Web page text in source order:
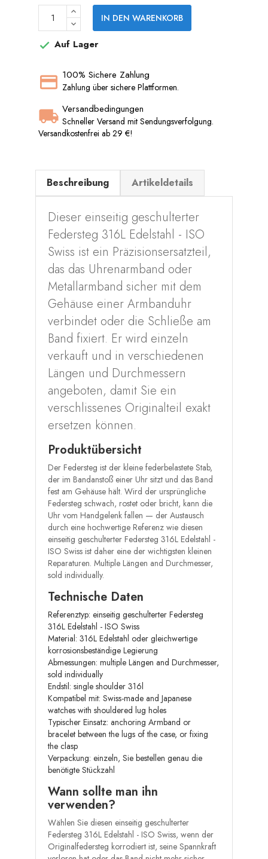
IN DEN WARENKORB
 Auf Lager
100% Sichere Zahlung
Zahlung über sichere Plattformen.
Versandbedingungen
Schneller Versand mit Sendungsverfolgung.
Versandkostenfrei ab 29 €!
Beschreibung Artikeldetails
Dieser einseitig geschulterter
Federsteg 316L Edelstahl - ISO
Swiss ist ein Präzisionsersatzteil,
das das Uhrenarmband oder
Metallarmband sicher mit dem
Gehäuse einer Armbanduhr
verbindet oder die Schließe am
Band fixiert. Er wird einzeln
verkauft und in verschiedenen
Längen und Durchmessern
angeboten, damit Sie ein
verschlissenes Originalteil exakt
ersetzen können.
Produktübersicht
Der Federsteg ist der kleine federbelastete Stab,
der im Bandanstoß einer Uhr sitzt und das Band
fest am Gehäuse hält. Wird der ursprüngliche
Federsteg schwach, rostet oder bricht, kann die
Uhr vom Handgelenk fallen — der Austausch
durch eine hochwertige Referenz wie diesen
einseitig geschulterter Federsteg 316L Edelstahl -
ISO Swiss ist daher eine der wichtigsten kleinen
Reparaturen. Multiple Längen and Durchmesser,
sold individually.
Technische Daten
Referenztyp: einseitig geschulterter Federsteg
316L Edelstahl - ISO Swiss
Material: 316L Edelstahl oder gleichwertige
korrosionsbeständige Legierung
Abmessungen: multiple Längen and Durchmesser,
sold individually
Endstil: single shoulder 316l
Kompatibel mit: Swiss-made and Japanese
watches with shouldered lug holes
Typischer Einsatz: anchoring Armband or
bracelet between the lugs of the case, or fixing
the clasp
Verpackung: einzeln, Sie bestellen genau die
benötigte Stückzahl
Wann sollte man ihn
verwenden?
Wählen Sie diesen einseitig geschulterter
Federsteg 316L Edelstahl - ISO Swiss, wenn der
Originalfedersteg korrodiert ist, seine Spannkraft